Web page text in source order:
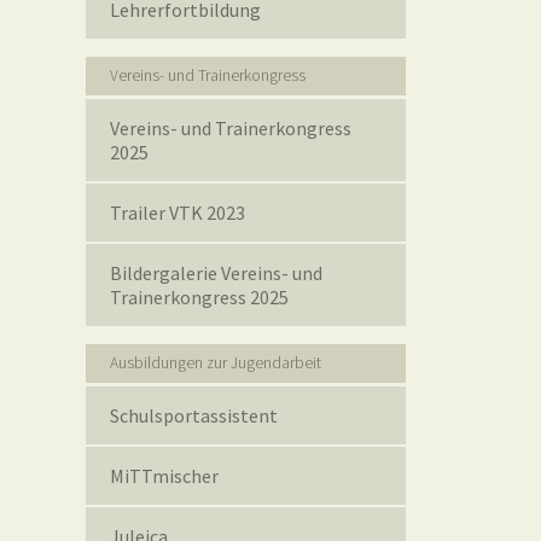
Lehrerfortbildung
Vereins- und Trainerkongress
Vereins- und Trainerkongress
2025
Trailer VTK 2023
Bildergalerie Vereins- und
Trainerkongress 2025
Ausbildungen zur Jugendarbeit
Schulsportassistent
MiTTmischer
Juleica